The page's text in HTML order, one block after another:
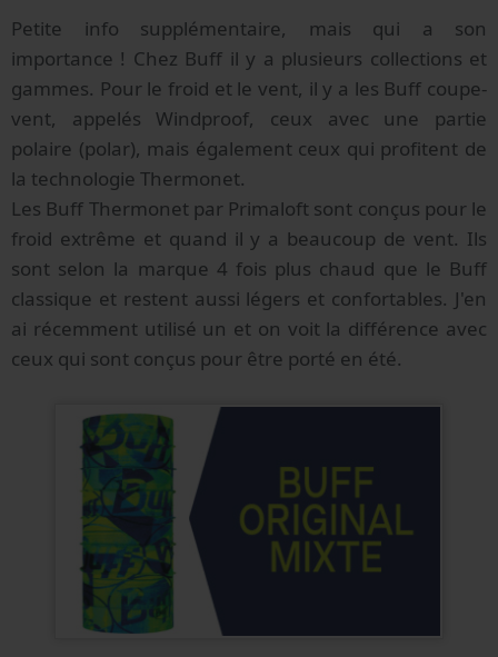
Petite info supplémentaire, mais qui a son
importance ! Chez Buff il y a plusieurs collections et
gammes. Pour le froid et le vent, il y a les Buff coupe-
vent, appelés Windproof, ceux avec une partie
polaire (polar), mais également ceux qui profitent de
la technologie Thermonet.
Les Buff Thermonet par Primaloft sont conçus pour le
froid extrême et quand il y a beaucoup de vent. Ils
sont selon la marque 4 fois plus chaud que le Buff
classique et restent aussi légers et confortables. J'en
ai récemment utilisé un et on voit la différence avec
ceux qui sont conçus pour être porté en été.